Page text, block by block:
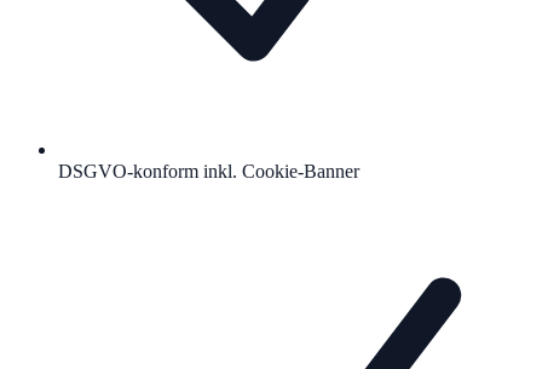
DSGVO-konform inkl. Cookie-Banner